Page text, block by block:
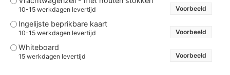
10-15 werkdagen levertijd Voorbeeld
Ingelijste beprikbare kaart
10-15 werkdagen levertijd Voorbeeld
Whiteboard
15 werkdagen levertijd Voorbeeld